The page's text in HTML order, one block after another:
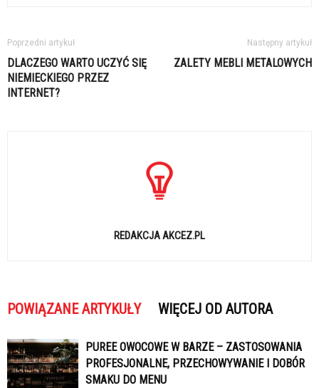
Poprzedni artykuł
DLACZEGO WARTO UCZYĆ SIĘ
NIEMIECKIEGO PRZEZ
INTERNET?
Następny artykuł
ZALETY MEBLI METALOWYCH
REDAKCJA AKCEZ.PL
POWIĄZANE ARTYKUŁY WIĘCEJ OD AUTORA
PUREE OWOCOWE W BARZE – ZASTOSOWANIA
PROFESJONALNE, PRZECHOWYWANIE I DOBÓR
SMAKU DO MENU